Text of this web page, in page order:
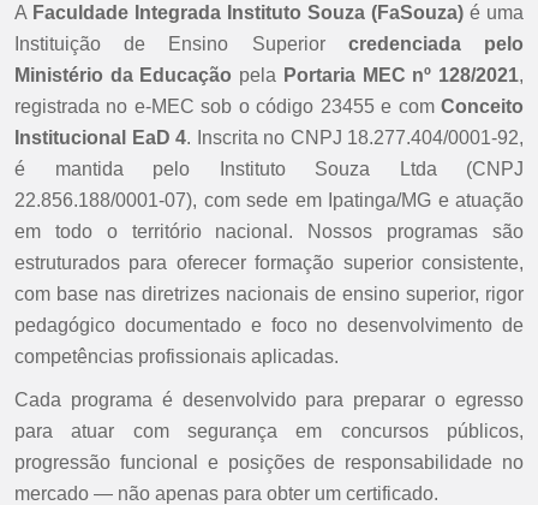
A Faculdade Integrada Instituto Souza (FaSouza) é uma
Instituição de Ensino Superior credenciada pelo
Ministério da Educação pela Portaria MEC nº 128/2021,
registrada no e-MEC sob o código 23455 e com Conceito
Institucional EaD 4. Inscrita no CNPJ 18.277.404/0001-92,
é mantida pelo Instituto Souza Ltda (CNPJ
22.856.188/0001-07), com sede em Ipatinga/MG e atuação
em todo o território nacional. Nossos programas são
estruturados para oferecer formação superior consistente,
com base nas diretrizes nacionais de ensino superior, rigor
pedagógico documentado e foco no desenvolvimento de
competências profissionais aplicadas.
Cada programa é desenvolvido para preparar o egresso
para atuar com segurança em concursos públicos,
progressão funcional e posições de responsabilidade no
mercado — não apenas para obter um certificado.